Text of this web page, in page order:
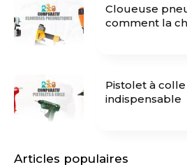
Cloueuse
comment la
Pistolet à colle
indispensable
Articles populaires